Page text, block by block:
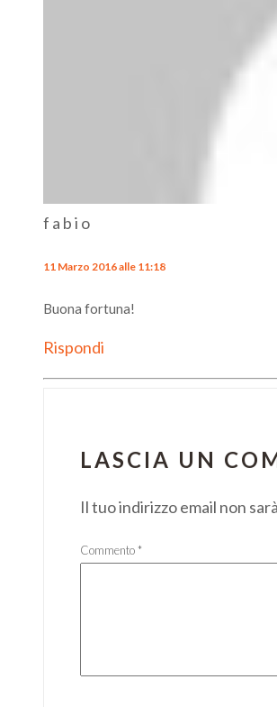
fabio
11 Marzo 2016 alle 11:18
Buona fortuna!
Rispondi
LASCIA UN
Il tuo indirizzo email non
Commento *